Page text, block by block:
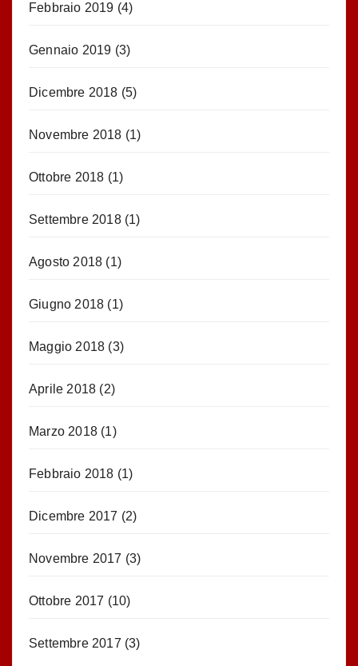
Febbraio 2019 (4)
Gennaio 2019 (3)
Dicembre 2018 (5)
Novembre 2018 (1)
Ottobre 2018 (1)
Settembre 2018(1)
Agosto 2018 (1)
Giugno 2018 (1)
Maggio 2018 (3)
Aprile 2018 (2)
Marzo 2018 (1)
Febbraio 2018 (1)
Dicembre 2017 (2)
Novembre 2017 (3)
Ottobre 2017 (10)
Settembre 2017 (3)